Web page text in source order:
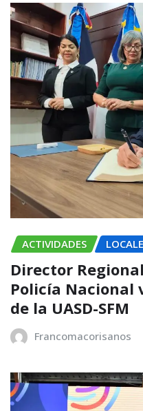
ACTIVIDADES
Director
Policía Nacional
de la UASD-SFM
Francomacorisanos